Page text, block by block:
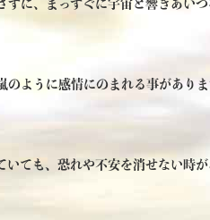
ずに、まっすぐに宇宙と響きあいつ
のように感情にのまれる事がありま
いても、恐れや不安を消せない時が